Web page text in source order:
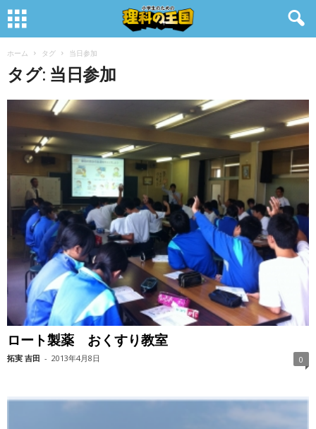
ホーム タグ 当日参加
タグ: 当日参加
ロート製薬 おくすり教室
拓実 吉田 - 2013年4月8日 0